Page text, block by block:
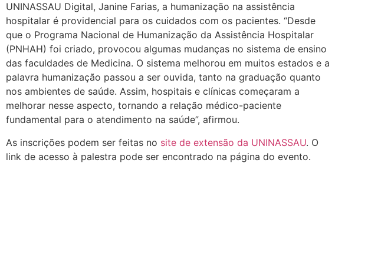
UNINASSAU Digital, Janine Farias, a humanização na assistência
hospitalar é providencial para os cuidados com os pacientes. “Desde
que o Programa Nacional de Humanização da Assistência Hospitalar
(PNHAH) foi criado, provocou algumas mudanças no sistema de ensino
das faculdades de Medicina. O sistema melhorou em muitos estados e a
palavra humanização passou a ser ouvida, tanto na graduação quanto
nos ambientes de saúde. Assim, hospitais e clínicas começaram a
melhorar nesse aspecto, tornando a relação médico-paciente
fundamental para o atendimento na saúde”, afirmou.
As inscrições podem ser feitas no site de extensão da UNINASSAU. O
link de acesso à palestra pode ser encontrado na página do evento.